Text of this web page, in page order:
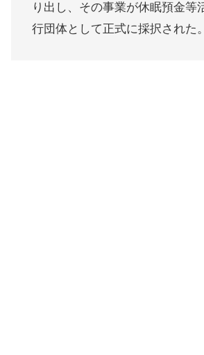
り出し、その事業が休眠預金等
行団体として正式に採択された。